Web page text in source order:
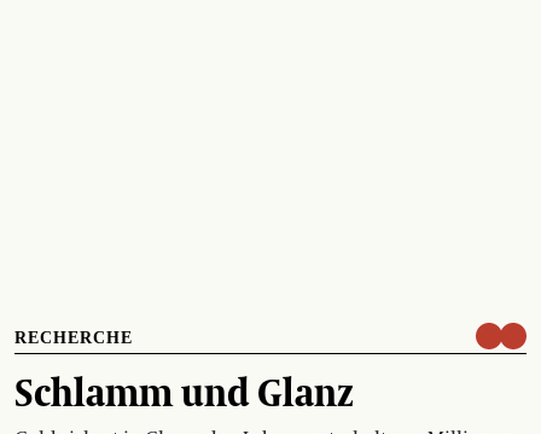
RECHERCHE
Schlamm und Glanz